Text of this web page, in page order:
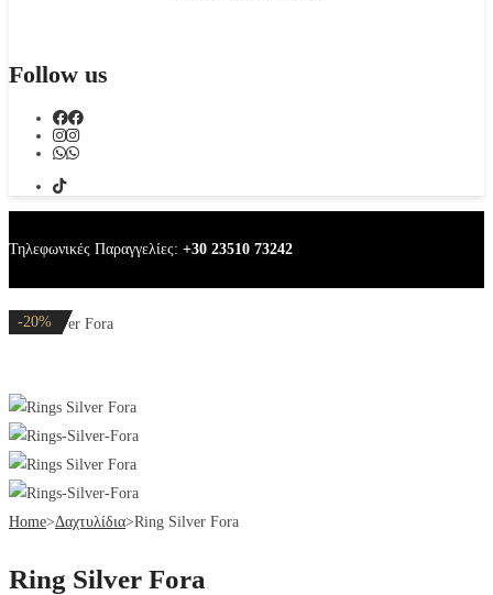
Follow us
Τηλεφωνικές Παραγγελίες: +30 23510 73242
Ring Silver Fora
-20%
Home>Δαχτυλίδια>Ring Silver Fora
Ring Silver Fora
-20%
-20%
-32%
-20%